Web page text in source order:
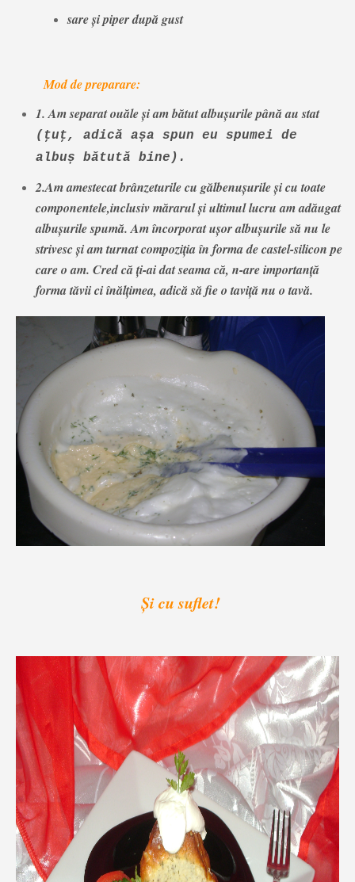
sare şi piper după gust
Mod de preparare:
1. Am separat ouăle şi am bătut albuşurile până au stat
(ţuţ, adică așa spun eu spumei de
albuș bătută bine).
2.Am amestecat brânzeturile cu gălbenuşurile şi cu toate
componentele,inclusiv mărarul şi ultimul lucru am adăugat
albuşurile spumă. Am încorporat uşor albuşurile să nu le
strivescşi am turnat compoziţia în forma de castel-silicon pe
care o am. Cred că ţi-ai dat seama că, n-are importanţă
forma tăvii ci înălţimea, adică să fie o taviţă nu o tavă.
Şi cu suflet!